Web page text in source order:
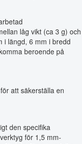
låg vikt (ca 3 g) och
i längd, 6 mm i bredd
beroende på
att säkerställa en
den specifika
för 1,5 mm-